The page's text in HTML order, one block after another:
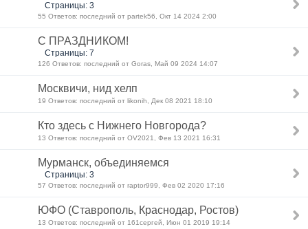
Страницы: 3
55 Ответов: последний от partek56, Окт 14 2024 2:00
С ПРАЗДНИКОМ!
Страницы: 7
126 Ответов: последний от Goras, Май 09 2024 14:07
Москвичи, нид хелп
19 Ответов: последний от likonih, Дек 08 2021 18:10
Кто здесь с Нижнего Новгорода?
13 Ответов: последний от OV2021, Фев 13 2021 16:31
Мурманск, объединяемся
Страницы: 3
57 Ответов: последний от raptor999, Фев 02 2020 17:16
ЮФО (Ставрополь, Краснодар, Ростов)
13 Ответов: последний от 161сергей, Июн 01 2019 19:14